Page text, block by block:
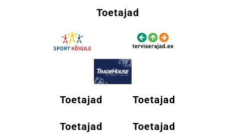
Toetajad
Toetajad Toetajad
Toetajad Toetajad